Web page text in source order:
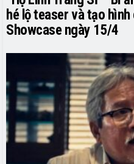
hé lộ teaser và tạo
Showcase ngày 15/4